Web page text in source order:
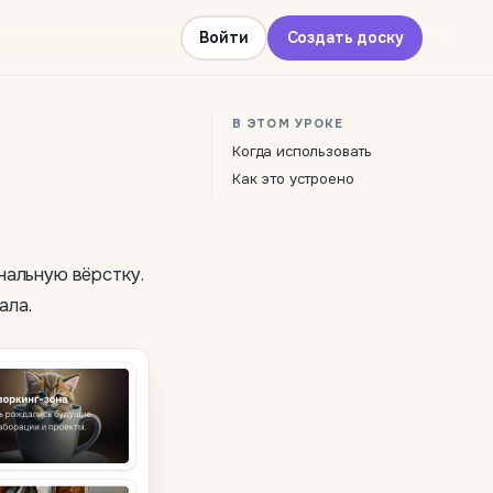
Войти Создать доску
вёрстку.
В ЭТОМ УРОКЕ
Когда использовать
Как это устроено